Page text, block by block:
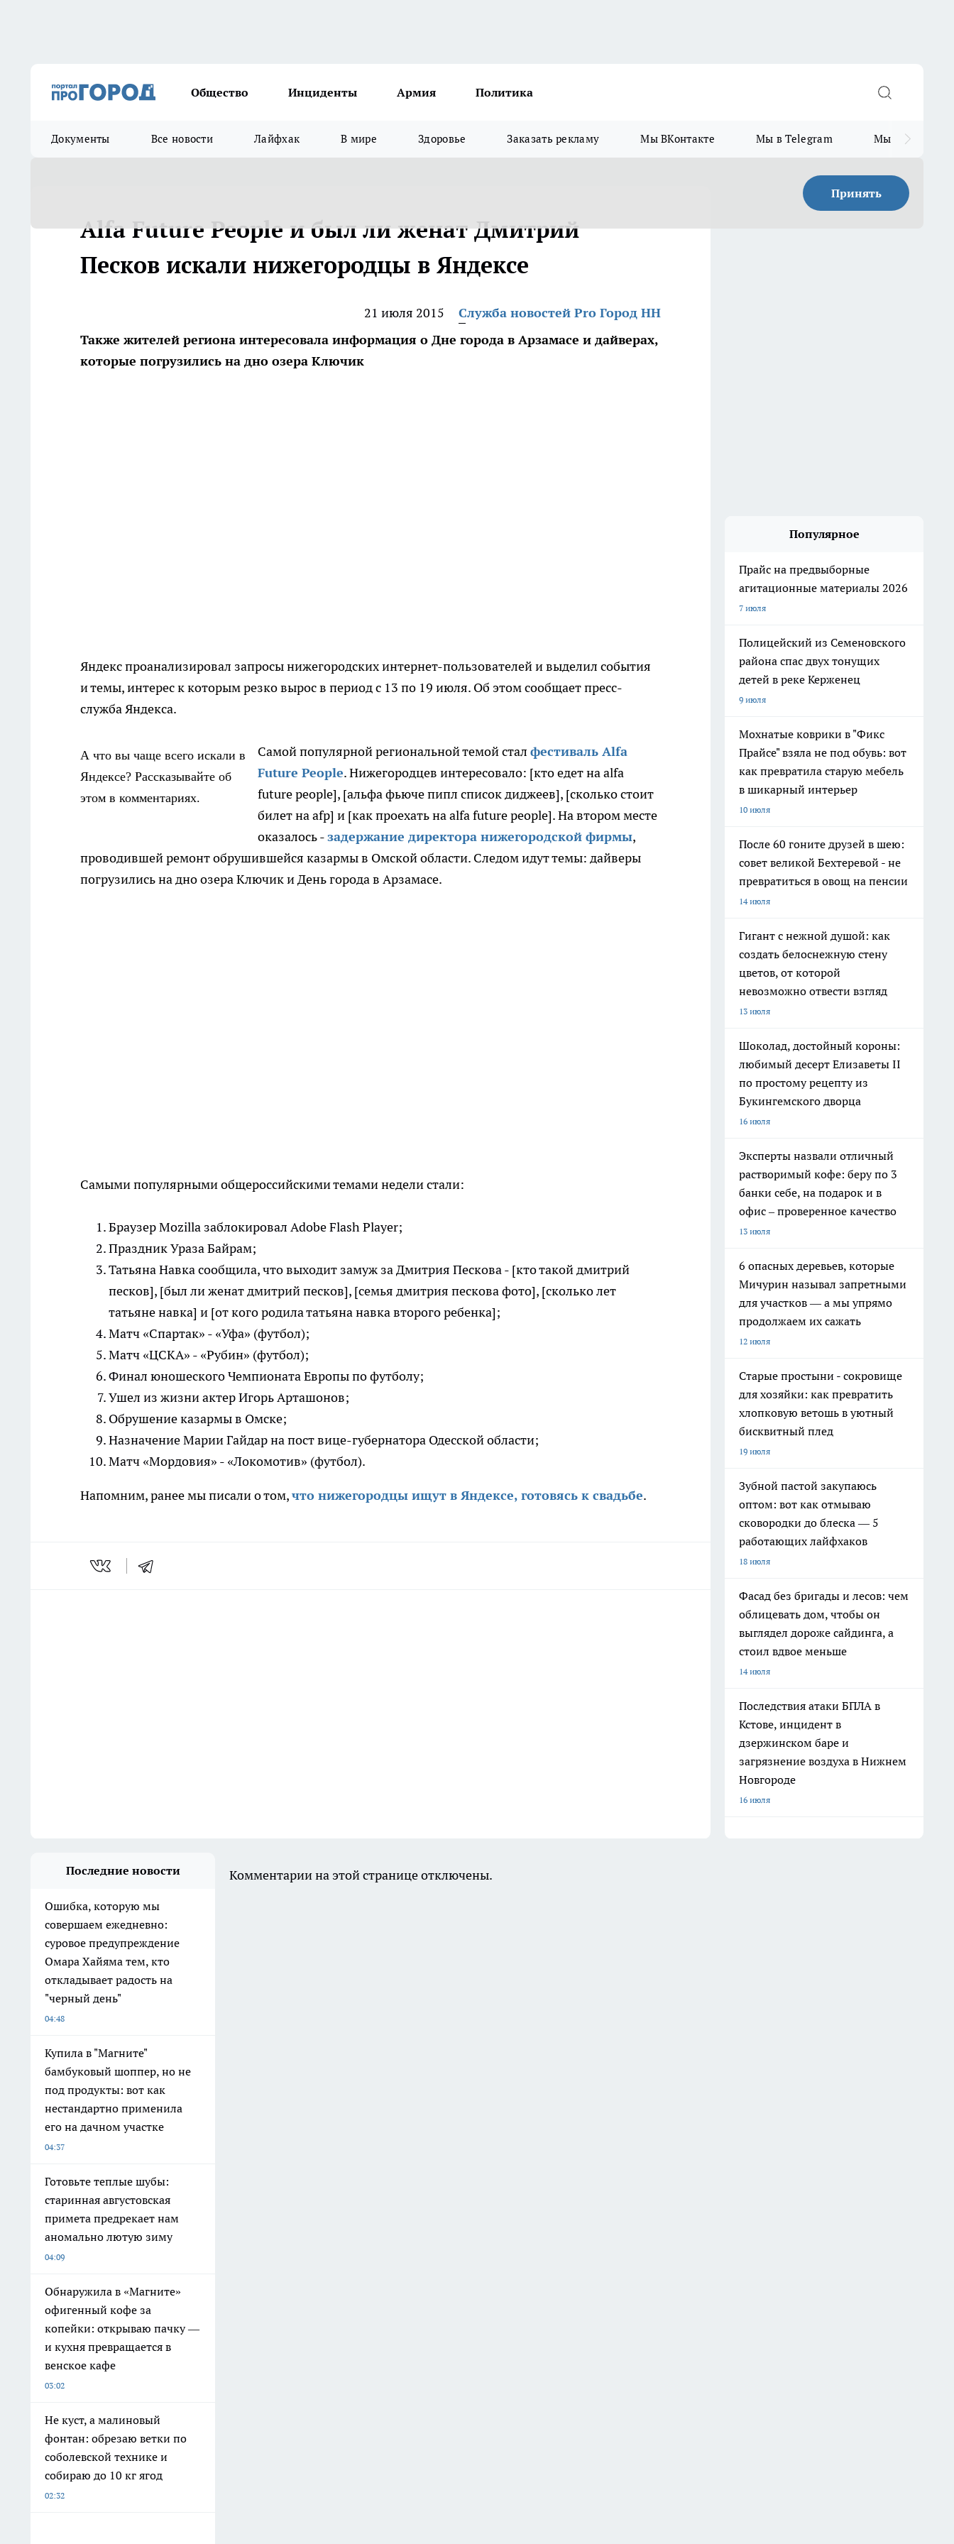
Общество Инциденты Армия Политика
Документы Все новости Лайфхак В мире Здоровье Заказать рекламу Мы ВКонтакте Мы в Telegram Мы в MAX
Принять
Alfa Future People и был ли женат Дмитрий
Песков искали нижегородцы в Яндексе
21 июля 2015
Служба новостей Pro Город НН
Также жителей региона интересовала информация о Дне города в Арзамасе и дайверах,
которые погрузились на дно озера Ключик
Яндекс проанализировал запросы нижегородских интернет-пользователей и выделил события
и темы, интерес к которым резко вырос в период с 13 по 19 июля. Об этом сообщает пресс-
служба Яндекса.
А что вы чаще всего искали в
Яндексе? Рассказывайте об
этом в комментариях.
Самой популярной региональной темой стал фестиваль Alfa
Future People. Нижегородцев интересовало: [кто едет на alfa
future people], [альфа фьюче пипл список диджеев], [сколько стоит
билет на afp] и [как проехать на alfa future people]. На втором месте
оказалось -задержание директора нижегородской фирмы,
проводившей ремонт обрушившейся казармы в Омской области. Следом идут темы: дайверы
погрузились на дно озера Ключик и День города в Арзамасе.
Самыми популярными общероссийскими темами недели стали:
Браузер Mozilla заблокировал Adobe Flash Player;
Праздник Ураза Байрам;
Татьяна Навка сообщила, что выходит замуж за Дмитрия Пескова - [кто такой дмитрий
песков], [был ли женат дмитрий песков], [семья дмитрия пескова фото], [сколько лет
татьяне навка] и [от кого родила татьяна навка второго ребенка];
Матч «Спартак» - «Уфа» (футбол);
Матч «ЦСКА» - «Рубин» (футбол);
Финал юношеского Чемпионата Европы по футболу;
Ушел из жизни актер Игорь Арташонов;
Обрушение казармы в Омске;
Назначение Марии Гайдар на пост вице-губернатора Одесской области;
Матч «Мордовия» - «Локомотив» (футбол).
Напомним, ранее мы писали о том,что нижегородцы ищут в Яндексе, готовясь к свадьбе.
Популярное
Прайс на предвыборные
агитационные материалы 2026
7 июля
Полицейский из Семеновского
района спас двух тонущих
детей в реке Керженец
9 июля
Мохнатые коврики в "Фикс
Прайсе" взяла не под обувь: вот
как превратила старую мебель
в шикарный интерьер
10 июля
После 60 гоните друзей в шею:
совет великой Бехтеревой - не
превратиться в овощ на пенсии
14 июля
Гигант с нежной душой: как
создать белоснежную стену
цветов, от которой
невозможно отвести взгляд
13 июля
Шоколад, достойный короны:
любимый десерт Елизаветы II
по простому рецепту из
Букингемского дворца
16 июля
Эксперты назвали отличный
растворимый кофе: беру по 3
банки себе, на подарок и в
офис – проверенное качество
13 июля
6 опасных деревьев, которые
Мичурин называл запретными
для участков — а мы упрямо
продолжаем их сажать
12 июля
Старые простыни - сокровище
для хозяйки: как превратить
хлопковую ветошь в уютный
бисквитный плед
19 июля
Зубной пастой закупаюсь
оптом: вот как отмываю
сковородки до блеска — 5
работающих лайфхаков
18 июля
Фасад без бригады и лесов: чем
облицевать дом, чтобы он
выглядел дороже сайдинга, а
стоил вдвое меньше
14 июля
Последствия атаки БПЛА в
Кстове, инцидент в
дзержинском баре и
загрязнение воздуха в Нижнем
Новгороде
16 июля
Последние новости
Ошибка, которую мы
совершаем ежедневно:
суровое предупреждение
Омара Хайяма тем, кто
откладывает радость на
"черный день"
04:48
Купила в "Магните"
бамбуковый шоппер, но не
под продукты: вот как
нестандартно применила
его на дачном участке
04:37
Готовьте теплые шубы:
старинная августовская
примета предрекает нам
аномально лютую зиму
04:09
Обнаружила в «Магните»
офигенный кофе за
копейки: открываю пачку —
и кухня превращается в
венское кафе
03:02
Не куст, а малиновый
фонтан: обрезаю ветки по
соболевской технике и
собираю до 10 кг ягод
02:32
Комментарии на этой странице отключены.